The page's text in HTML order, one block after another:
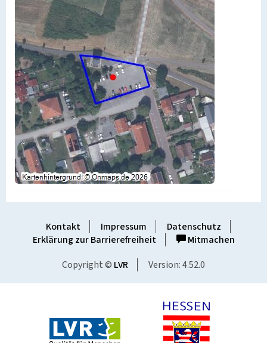
Kontakt Impressum
Datenschutz
Erklärung zur Barrierefreiheit
Mitmachen
Copyright © LVR Version: 4.52.0